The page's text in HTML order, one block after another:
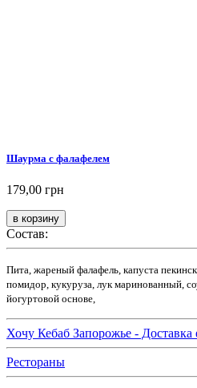
Шаурма с фалафелем
179,00 грн
Состав:
Пита, жареный фалафель, капуста
помидор, кукуруза, лук маринованный,
йогуртовой основе,
Хочу Кебаб Запорожье - Доставка
Рестораны